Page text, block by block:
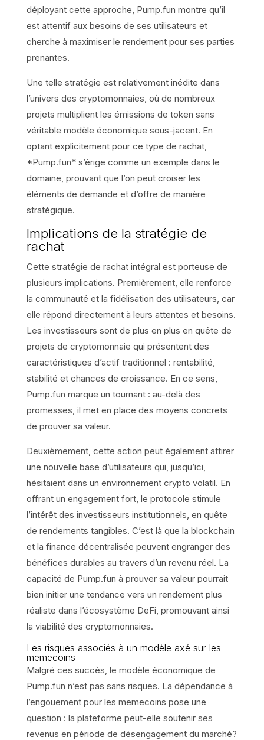
déployant cette approche, Pump.fun montre qu’il
est attentif aux besoins de ses utilisateurs et
cherche à maximiser le rendement pour ses parties
prenantes.
Une telle stratégie est relativement inédite dans
l’univers des cryptomonnaies, où de nombreux
projets multiplient les émissions de token sans
véritable modèle économique sous-jacent. En
optant explicitement pour ce type de rachat,
*Pump.fun* s’érige comme un exemple dans le
domaine, prouvant que l’on peut croiser les
éléments de demande et d’offre de manière
stratégique.
Implications de la stratégie de
rachat
Cette stratégie de rachat intégral est porteuse de
plusieurs implications. Premièrement, elle renforce
la communauté et la fidélisation des utilisateurs, car
elle répond directement à leurs attentes et besoins.
Les investisseurs sont de plus en plus en quête de
projets de cryptomonnaie qui présentent des
caractéristiques d’actif traditionnel : rentabilité,
stabilité et chances de croissance. En ce sens,
Pump.fun marque un tournant : au-delà des
promesses, il met en place des moyens concrets
de prouver sa valeur.
Deuxièmement, cette action peut également attirer
une nouvelle base d’utilisateurs qui, jusqu’ici,
hésitaient dans un environnement crypto volatil. En
offrant un engagement fort, le protocole stimule
l’intérêt des investisseurs institutionnels, en quête
de rendements tangibles. C’est là que la blockchain
et la finance décentralisée peuvent engranger des
bénéfices durables au travers d’un revenu réel. La
capacité de Pump.fun à prouver sa valeur pourrait
bien initier une tendance vers un rendement plus
réaliste dans l’écosystème DeFi, promouvant ainsi
la viabilité des cryptomonnaies.
Les risques associés à un modèle axé sur les
memecoins
Malgré ces succès, le modèle économique de
Pump.fun n’est pas sans risques. La dépendance à
l’engouement pour les memecoins pose une
question : la plateforme peut-elle soutenir ses
revenus en période de désengagement du marché?